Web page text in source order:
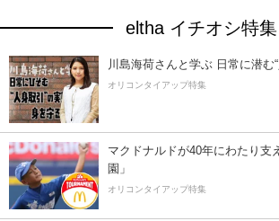
eltha イチオシ特集
川島海荷さんと学ぶ 日常に潜む
オリコンタイアップ特集
マクドナルドが40年にわたり支
園」
オリコンタイアップ特集